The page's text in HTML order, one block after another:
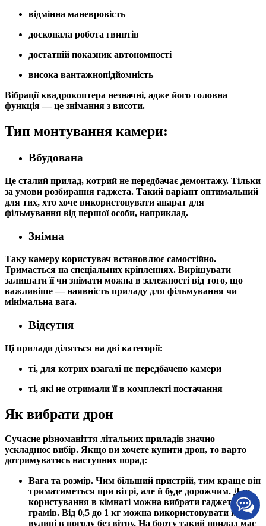
відмінна маневровість
досконала робота гвинтів
достатній показник автономності
висока вантажнопідйомність
Вібрації квадрокоптера незначні, адже його головна
функція — це знімання з висоти.
Тип монтування камери:
Вбудована
Це сталий прилад, котрий не передбачає демонтажу. Тільки
за умови розбирання гаджета. Такий варіант оптимальний
для тих, хто хоче використовувати апарат для
фільмування від першої особи, наприклад.
Знімна
Таку камеру користувач встановлює самостійно.
Тримається на спеціальних кріпленнях. Вирішувати
залишати її чи знімати можна в залежності від того, що
важливіше — наявність приладу для фільмування чи
мінімальна вага.
Відсутня
Ці прилади діляться на дві категорії:
ті, для котрих взагалі не передбачено камери
ті, які не отримали її в комплекті постачання
Як вибрати дрон
Сучасне різноманіття літальних приладів значно
ускладнює вибір. Якщо ви хочете купити дрон, то варто
дотримуватись наступних порад:
Вага та розмір. Чим більший пристрій, тим краще він
триматиметься при вітрі, але й буде дорожчим. Для
користування в кімнаті можна вибрати гаджет до 250
грамів. Від 0,5 до 1 кг можна використовувати на
вулиці в погоду без вітру. На борту такий прилад має